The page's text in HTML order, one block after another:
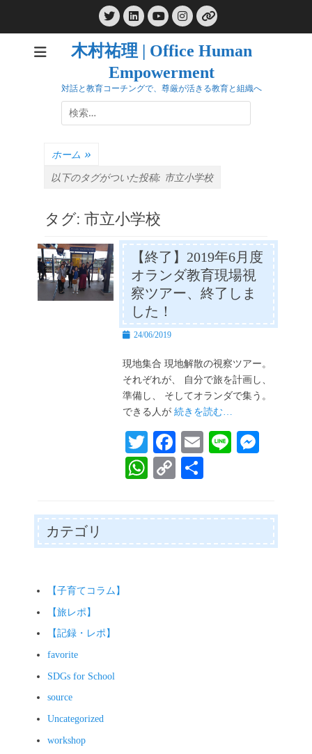
TwitterLinkedIn
YouTube
Instagram
リ
ン
ク
木村祐理 | Office Human
Empowerment
対話と教育コーチングで、尊厳が活きる教育と組織へ
検
索:
ホーム »
以下のタグがついた投稿: 市立小学校
タグ: 市立小学校
【終了】2019年6月度
オランダ教育現場視
察ツアー、終了しま
した！
投
日
24/06/2019
現地集合 現地解散の視察ツアー。
それぞれが、 自分で旅を計画し、
準備し、 そしてオランダで集う。
できる人が続きを読む…
T
wi
tte
r
Fa
ce
bo
ok
E
Li
ng
er
W
ts
C
y
カテゴリ
【子育てコラム】
【旅レポ】
【記録・レポ】
favorite
SDGs for School
source
Uncategorized
workshop